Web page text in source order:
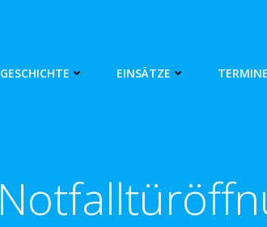
GESCHICHTE EINSÄTZE TERMINE